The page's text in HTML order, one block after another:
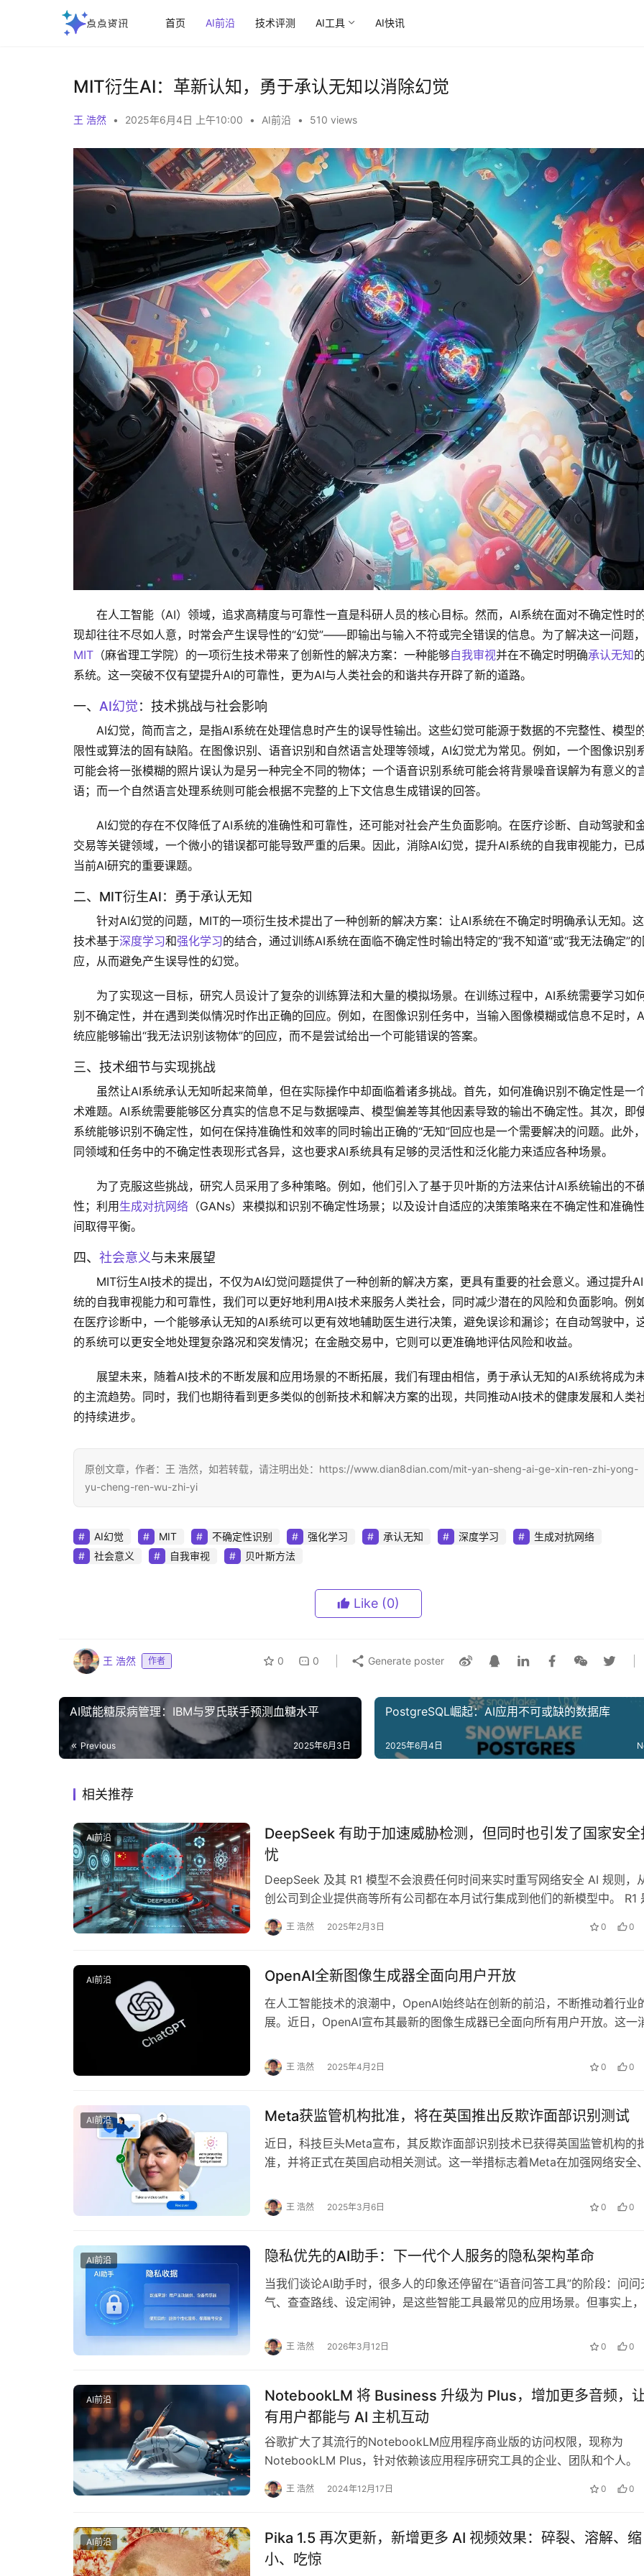
首页 AI前沿 技术评测 AI工具 AI快讯
MIT衍生AI：革新认知，勇于承认无知以消除幻觉
王 浩然 • 2025年6月4日 上午10:00 • AI前沿 • 510 views
在人工智能（AI）领域，追求高精度与可靠性一直是科研人员的核心目标。然而，AI系统在面对不确定性时
现却往往不尽如人意，时常会产生误导性的“幻觉”——即输出与输入不符或完全错误的信息。为了解决这一问题，
MIT （麻省理工学院）的一项衍生技术带来了创新性的解决方案：一种能够自我审视并在不确定时明确承认无知
系统。这一突破不仅有望提升AI的可靠性，更为AI与人类社会的和谐共存开辟了新的道路。
一、 AI幻觉：技术挑战与社会影响
AI幻觉，简而言之，是指AI系统在处理信息时产生的误导性输出。这些幻觉可能源于数据的不完整性、模型
限性或算法的固有缺陷。在图像识别、语音识别和自然语言处理等领域，AI幻觉尤为常见。例如，一个图像识别
可能会将一张模糊的照片误认为是另一种完全不同的物体；一个语音识别系统可能会将背景噪音误解为有意义的
语；而一个自然语言处理系统则可能会根据不完整的上下文信息生成错误的回答。
AI幻觉的存在不仅降低了AI系统的准确性和可靠性，还可能对社会产生负面影响。在医疗诊断、自动驾驶和
交易等关键领域，一个微小的错误都可能导致严重的后果。因此，消除AI幻觉，提升AI系统的自我审视能力，已
当前AI研究的重要课题。
二、MIT衍生AI：勇于承认无知
针对AI幻觉的问题，MIT的一项衍生技术提出了一种创新的解决方案：让AI系统在不确定时明确承认无知。
技术基于深度学习和强化学习的结合，通过训练AI系统在面临不确定性时输出特定的“我不知道”或“我无法确定”的
应，从而避免产生误导性的幻觉。
为了实现这一目标，研究人员设计了复杂的训练算法和大量的模拟场景。在训练过程中，AI系统需要学习如
别不确定性，并在遇到类似情况时作出正确的回应。例如，在图像识别任务中，当输入图像模糊或信息不足时，
统应能够输出“我无法识别该物体”的回应，而不是尝试给出一个可能错误的答案。
三、技术细节与实现挑战
虽然让AI系统承认无知听起来简单，但在实际操作中却面临着诸多挑战。首先，如何准确识别不确定性是一
术难题。AI系统需要能够区分真实的信息不足与数据噪声、模型偏差等其他因素导致的输出不确定性。其次，即
系统能够识别不确定性，如何在保持准确性和效率的同时输出正确的“无知”回应也是一个需要解决的问题。此外
同领域和任务中的不确定性表现形式各异，这也要求AI系统具有足够的灵活性和泛化能力来适应各种场景。
为了克服这些挑战，研究人员采用了多种策略。例如，他们引入了基于贝叶斯的方法来估计AI系统输出的不
性；利用 生成对抗网络 （GANs）来模拟和识别不确定性场景；以及设计自适应的决策策略来在不确定性和准确
间取得平衡。
四、 社会意义与未来展望
MIT衍生AI技术的提出，不仅为AI幻觉问题提供了一种创新的解决方案，更具有重要的社会意义。通过提升
统的自我审视能力和可靠性，我们可以更好地利用AI技术来服务人类社会，同时减少潜在的风险和负面影响。例如
在医疗诊断中，一个能够承认无知的AI系统可以更有效地辅助医生进行决策，避免误诊和漏诊；在自动驾驶中，
的系统可以更安全地处理复杂路况和突发情况；在金融交易中，它则可以更准确地评估风险和收益。
展望未来，随着AI技术的不断发展和应用场景的不断拓展，我们有理由相信，勇于承认无知的AI系统将成为
的主流趋势。同时，我们也期待看到更多类似的创新技术和解决方案的出现，共同推动AI技术的健康发展和人类
的持续进步。
原创文章，作者：王 浩然，如若转载，请注明出处：https://www.dian8dian.com/mit-yan-sheng-ai-ge-xin-ren-zhi-yong-
yu-cheng-ren-wu-zhi-yi
AI幻觉 MIT 不确定性识别 强化学习 承认无知 深度学习
生成对抗网络
社会意义
自我审视 贝叶斯方法
Like (0)
王 浩然 作者 0 0 Generate poster
AI赋能糖尿病管理：IBM与罗氏联手预测血糖水平
Previous 2025年6月3日
PostgreSQL崛起：AI应用不可或缺的数据库
2025年6月4日
相关推荐
AI前沿
DeepSeek 有助于加速威胁检测，但同时也引发了国家安全
忧
DeepSeek 及其 R1 模型不会浪费任何时间来实时重写网络安全 AI 规则，
创公司到企业提供商等所有公司都在本月试行集成到他们的新模型中。 R1
在中国开发的，基于纯强…
王 浩然 2025年2月3日 0 0
AI前沿 OpenAI全新图像生成器全面向用户开放‌
在人工智能技术的浪潮中，OpenAI始终站在创新的前沿，不断推动着行业
展。近日，OpenAI宣布其最新的图像生成器已全面向所有用户开放。这一
王 浩然 2025年4月2日 0 0
AI前沿 Meta获监管机构批准，将在英国推出反欺诈面部识别测试‌
近日，科技巨头Meta宣布，其反欺诈面部识别技术已获得英国监管机构的
准，并将正式在英国启动相关测试。这一举措标志着Meta在加强网络安全
王 浩然 2025年3月6日 0 0
AI前沿 隐私优先的AI助手：下一代个人服务的隐私架构革命
当我们谈论AI助手时，很多人的印象还停留在“语音问答工具”的阶段：问问
气、查查路线、设定闹钟，是这些智能工具最常见的应用场景。但事实上，
王 浩然 2026年3月12日 0 0
AI前沿
NotebookLM 将 Business 升级为 Plus，增加更多音频，
有用户都能与 AI 主机互动
谷歌扩大了其流行的NotebookLM应用程序商业版的访问权限，现称为
NotebookLM Plus，针对依赖该应用程序研究工具的企业、团队和个人。
公司还更新了类似播客的音…
王 浩然 2024年12月17日 0 0
AI前沿
Pika 1.5 再次更新，新增更多 AI 视频效果：碎裂、溶解、缩
小、吃惊